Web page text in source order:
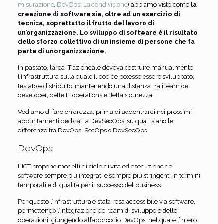
misurazione, DevOps: La condivisione) abbiamo visto come la
creazione di software sia, oltre ad un esercizio di
tecnica, soprattutto il frutto del lavoro di
un’organizzazione. Lo sviluppo di software è il risultato
dello sforzo collettivo di un insieme di persone che fa
parte di un’organizzazione.
In passato, l’area IT aziendale doveva costruire manualmente
l’infrastruttura sulla quale il codice potesse essere sviluppato,
testato e distribuito, mantenendo una distanza tra i team dei
developer, delle IT operations e della sicurezza.
Vediamo di fare chiarezza, prima di addentrarci nei prossimi
appuntamenti dedicati a DevSecOps, su quali siano le
differenze tra DevOps, SecOps e DevSecOps.
DevOps
L’ICT propone modelli di ciclo di vita ed esecuzione del
software sempre più integrati e sempre più stringenti in termini
temporali e di qualità per il successo del business.
Per questo l’infrastruttura è stata resa accessibile via software,
permettendo l’integrazione dei team di sviluppo e delle
operazioni, giungendo all’approccio DevOps, nel quale l’intero